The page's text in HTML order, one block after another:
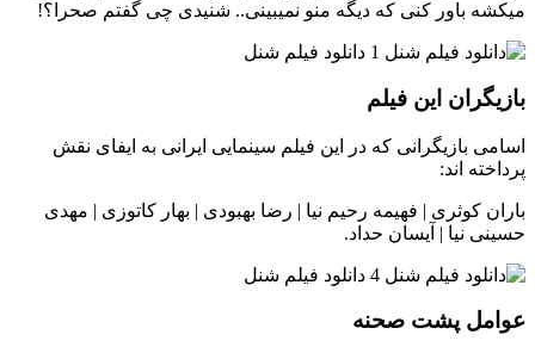
میکشه باور کنی که دیگه منو نمیبینی.. شنیدی چی گفتم صحرا؟!
بازیگران این فیلم
اسامی بازیگرانی که در این فیلم سینمایی ایرانی به ایفای نقش
پرداخته اند:
باران کوثری | فهیمه رحیم نیا | رضا بهبودی | بهار کاتوزی | مهدی
حسینی نیا | آیسان حداد.
عوامل پشت صحنه